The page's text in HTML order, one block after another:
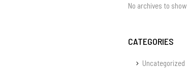
No archives to show.
CATEGORIES
Uncategorized